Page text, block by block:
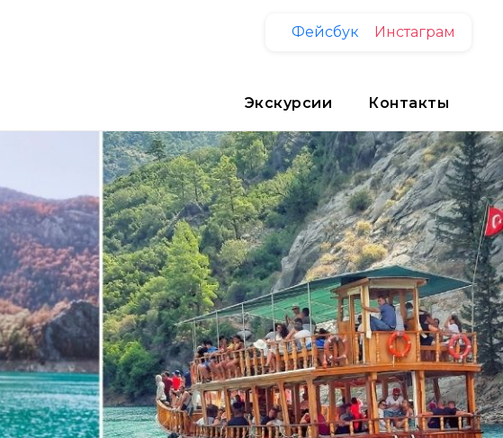
Фейсбук Инстаграм
Экскурсии Контакты